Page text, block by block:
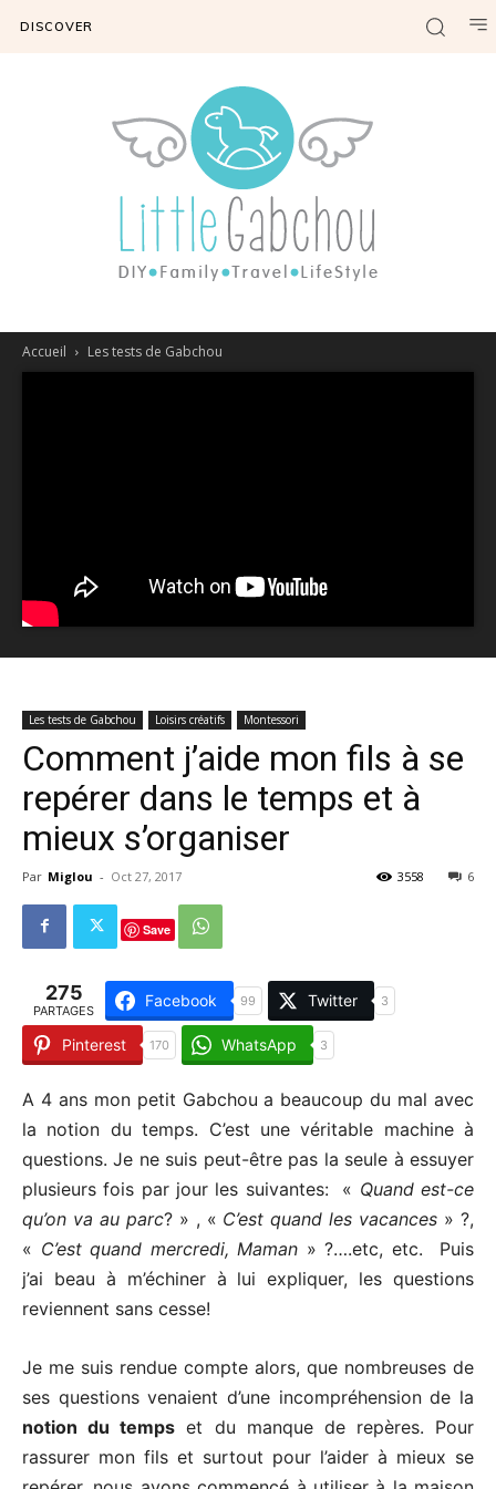
DISCOVER
Accueil Les tests de Gabchou
Les tests de Gabchou Loisirs créatifs Montessori
Comment j’aide mon fils à se
repérer dans le temps et à
mieux s’organiser
Par Miglou - Oct 27, 2017 6
3558
Save
275
PARTAGES
Facebook 99 Twitter 3
Pinterest 170 WhatsApp 3
A 4 ans mon petit Gabchou a beaucoup du mal avec
la notion du temps. C’est une véritable machine à
questions. Je ne suis peut-être pas la seule à essuyer
plusieurs fois par jour les suivantes: « Quand est-ce
qu’on va au parc? » , « C’est quand les vacances » ?,
« C’est quand mercredi, Maman » ?….etc, etc. Puis
j’ai beau à m’échiner à lui expliquer, les questions
reviennent sans cesse!
Je me suis rendue compte alors, que nombreuses de
ses questions venaient d’une incompréhension de la
notion du temps et du manque de repères. Pour
rassurer mon fils et surtout pour l’aider à mieux se